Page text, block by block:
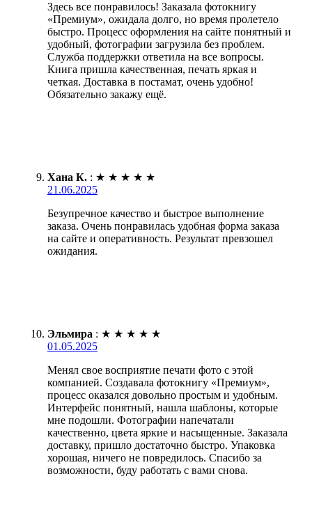
Здесь все понравилось! Заказала фотокнигу
«Премиум», ожидала долго, но время пролетело
быстро. Процесс оформления на сайте понятный и
удобный, фотографии загрузила без проблем.
Служба поддержки ответила на все вопросы.
Книга пришла качественная, печать яркая и
четкая. Доставка в постамат, очень удобно!
Обязательно закажу ещё.
Хана К. : ★ ★ ★ ★ ★
21.06.2025
Безупречное качество и быстрое выполнение
заказа. Очень понравилась удобная форма заказа
на сайте и оперативность. Результат превзошел
ожидания.
Эльмира : ★ ★ ★ ★ ★
01.05.2025
Менял свое восприятие печати фото с этой
компанией. Создавала фотокнигу «Премиум»,
процесс оказался довольно простым и удобным.
Интерфейс понятный, нашла шаблоны, которые
мне подошли. Фотографии напечатали
качественно, цвета яркие и насыщенные. Заказала
доставку, пришло достаточно быстро. Упаковка
хорошая, ничего не повредилось. Спасибо за
возможности, буду работать с вами снова.